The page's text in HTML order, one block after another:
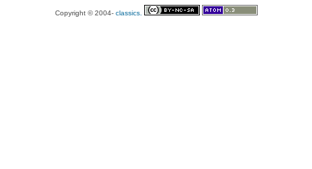
Copyright © 2004- classics.